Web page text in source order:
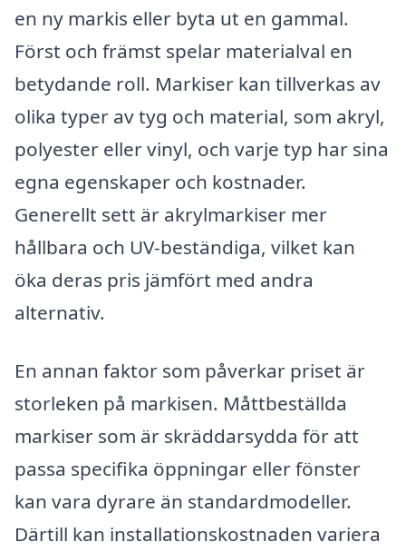
en ny markis eller byta ut en gammal.
Först och främst spelar materialval en
betydande roll. Markiser kan tillverkas av
olika typer av tyg och material, som akryl,
polyester eller vinyl, och varje typ har sina
egna egenskaper och kostnader.
Generellt sett är akrylmarkiser mer
hållbara och UV-beständiga, vilket kan
öka deras pris jämfört med andra
alternativ.
En annan faktor som påverkar priset är
storleken på markisen. Måttbeställda
markiser som är skräddarsydda för att
passa specifika öppningar eller fönster
kan vara dyrare än standardmodeller.
Därtill kan installationskostnaden variera